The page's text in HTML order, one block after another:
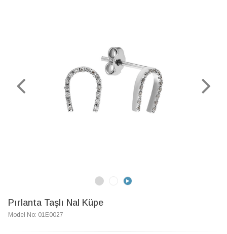
Pırlanta Taşlı Nal Küpe
Model No: 01E0027